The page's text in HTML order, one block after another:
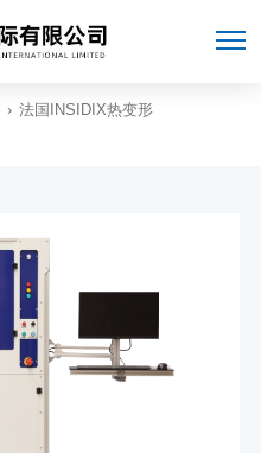
法国INSIDIX热变形